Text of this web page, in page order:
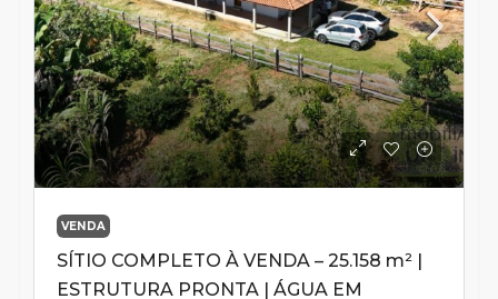
VENDA
SÍTIO COMPLETO À VENDA – 25.158 m² |
ESTRUTURA PRONTA | ÁGUA EM